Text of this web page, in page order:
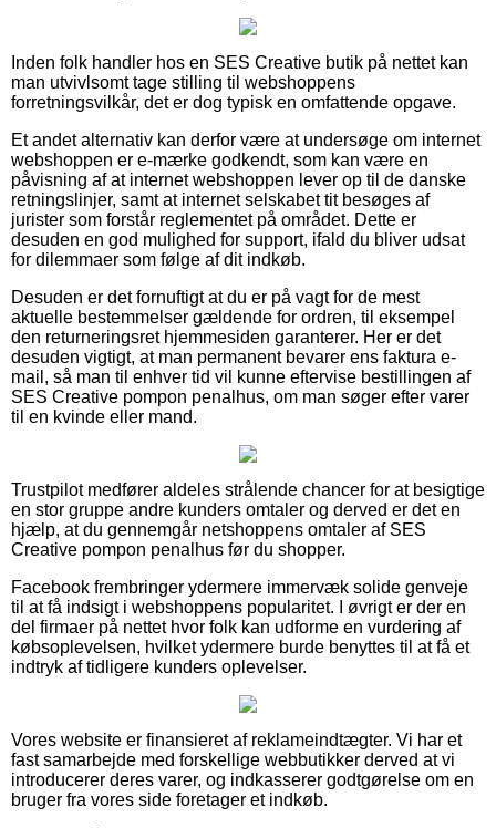
Inden folk handler hos en SES Creative butik på nettet kan
man utvivlsomt tage stilling til webshoppens
forretningsvilkår, det er dog typisk en omfattende opgave.
Et andet alternativ kan derfor være at undersøge om internet
webshoppen er e-mærke godkendt, som kan være en
påvisning af at internet webshoppen lever op til de danske
retningslinjer, samt at internet selskabet tit besøges af
jurister som forstår reglementet på området. Dette er
desuden en god mulighed for support, ifald du bliver udsat
for dilemmaer som følge af dit indkøb.
Desuden er det fornuftigt at du er på vagt for de mest
aktuelle bestemmelser gældende for ordren, til eksempel
den returneringsret hjemmesiden garanterer. Her er det
desuden vigtigt, at man permanent bevarer ens faktura e-
mail, så man til enhver tid vil kunne eftervise bestillingen af
SES Creative pompon penalhus, om man søger efter varer
til en kvinde eller mand.
Trustpilot medfører aldeles strålende chancer for at besigtige
en stor gruppe andre kunders omtaler og derved er det en
hjælp, at du gennemgår netshoppens omtaler af SES
Creative pompon penalhus før du shopper.
Facebook frembringer ydermere immervæk solide genveje
til at få indsigt i webshoppens popularitet. I øvrigt er der en
del firmaer på nettet hvor folk kan udforme en vurdering af
købsoplevelsen, hvilket ydermere burde benyttes til at få et
indtryk af tidligere kunders oplevelser.
Vores website er finansieret af reklameindtægter. Vi har et
fast samarbejde med forskellige webbutikker derved at vi
introducerer deres varer, og indkasserer godtgørelse om en
bruger fra vores side foretager et indkøb.